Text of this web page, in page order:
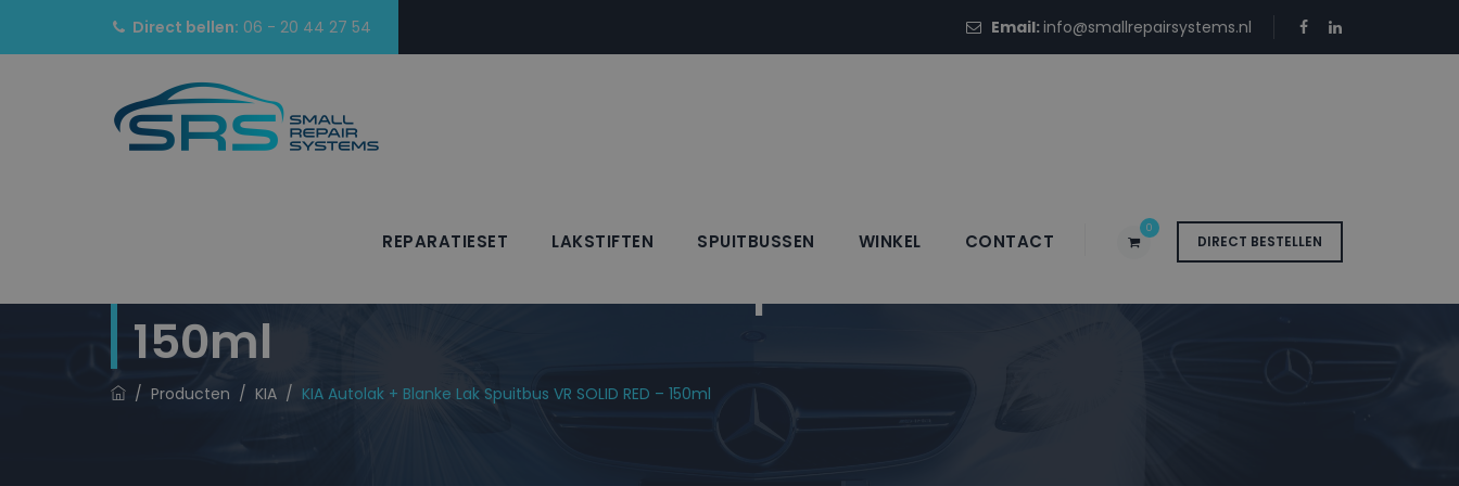
Direct bellen: 06 - 20 44 27 54 Email:info@smallrepairsystems.nl
DIRECT BESTELLEN
0
REPARATIESET LAKSTIFTEN SPUITBUSSEN WINKEL CONTACT
KIA Autolak + Blanke Lak Spuitbus VR SOLID RED –
150ml
/ Producten / KIA / KIA Autolak + Blanke Lak Spuitbus VR SOLID RED – 150ml